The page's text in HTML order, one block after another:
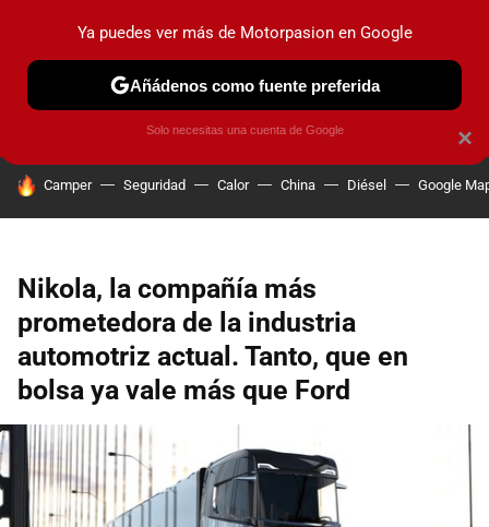
PRUEBAS COCHES ELÉCTRICOS OBSERVATORIO
HOY SE HABLA DE
Camper Seguridad Calor China Diésel Google
Nikola, la compañía más
prometedora de la industria
automotriz actual. Tanto, que en
bolsa ya vale más que Ford
×
Ya puedes ver más de Motorpasion en Google
Añádenos como fuente preferida
Solo necesitas una cuenta de Google